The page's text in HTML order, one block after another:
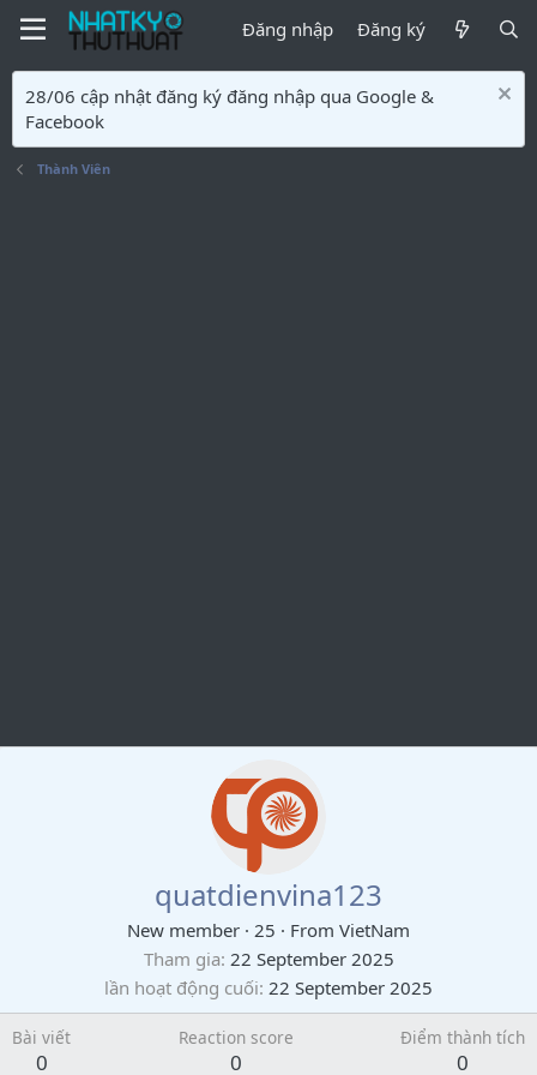
Đăng nhập Đăng ký
28/06 cập nhật đăng ký đăng nhập qua Google &
Facebook
Thành Viên
quatdienvina123
New member · 25 · From VietNam
Tham gia 22 September 2025
lần hoạt động cuối 22 September 2025
Bài viết
0
Reaction score
0
Điểm thành tích
0